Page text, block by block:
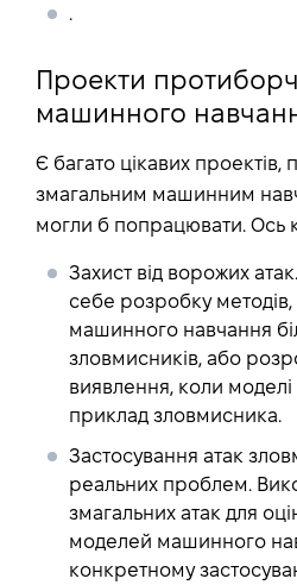
.
Проекти
машинного
Є багато цікавих проектів,
змагальним машинним
могли б попрацювати. Ось
Захист від ворожих атак
себе розробку
машинного навчання
зловмисників, або
виявлення, коли моделі
приклад зловмисника.
Застосування атак
реальних проблем .
змагальних атак для
моделей машинного
конкретному